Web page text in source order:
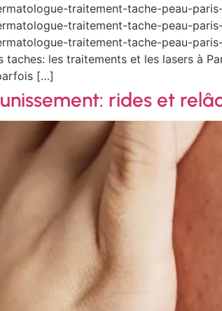
traitement-tache-peau-
traitement-tache-peau-
traitement-tache-peau-
les traitements et les lasers à
[…]
rides et